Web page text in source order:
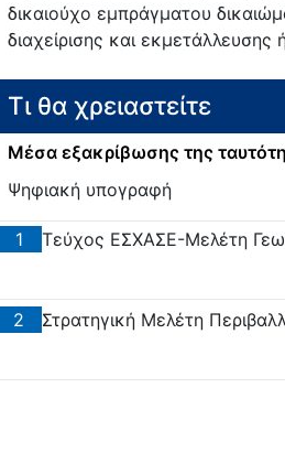
δικαιούχο εμπράγματου
διαχείρισης και
Τι θα χρειαστείτε
Μέσα εξακρίβωσης της
Ψηφιακή υπογραφή
1 Τεύχος ΕΣΧΑΣΕ-Μελέτη
2 Στρατηγική Μελέτη